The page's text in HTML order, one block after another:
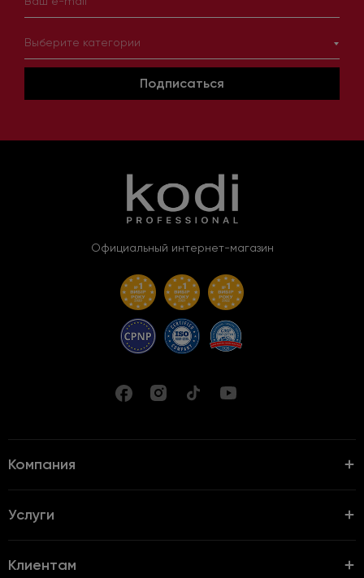
Выберите категории
Подписаться
Официальный интернет-магазин
Компания
Услуги
Клиентам